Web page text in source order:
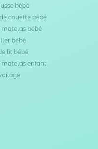
bébé
couette bébé
matelas bébé
bébé
lit bébé
matelas enfant